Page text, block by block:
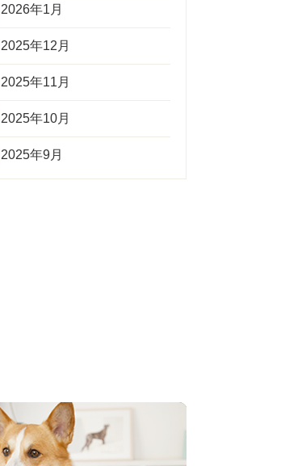
2026年1月
2025年12月
2025年11月
2025年10月
2025年9月